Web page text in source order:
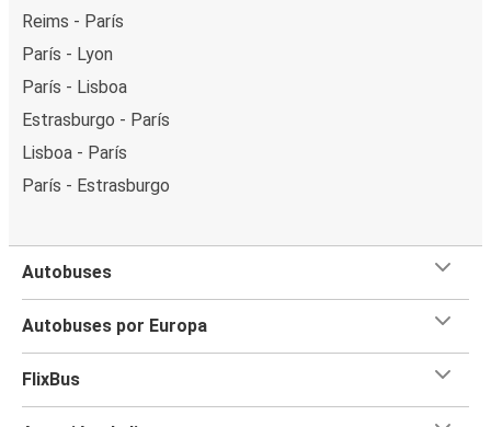
Reims - París
París - Lyon
París - Lisboa
Estrasburgo - París
Lisboa - París
París - Estrasburgo
Autobuses
Autobuses por Europa
FlixBus